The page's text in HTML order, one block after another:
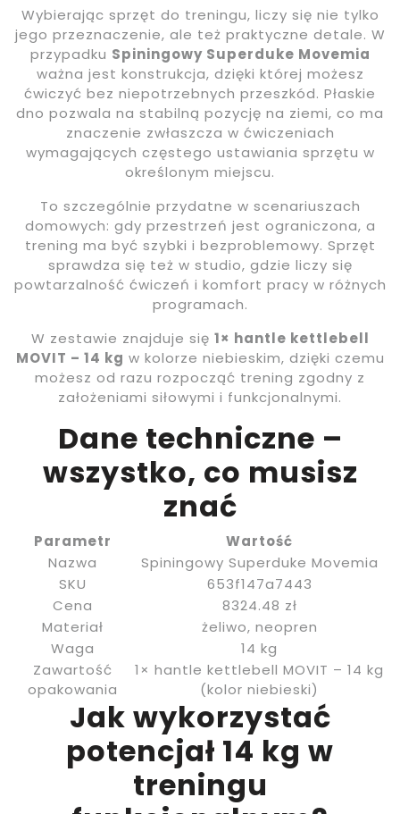
Wybierając sprzęt do treningu, liczy się nie tylko
jego przeznaczenie, ale też praktyczne detale. W
przypadku Spiningowy Superduke Movemia
ważna jest konstrukcja, dzięki której możesz
ćwiczyć bez niepotrzebnych przeszkód. Płaskie
dno pozwala na stabilną pozycję na ziemi, co ma
znaczenie zwłaszcza w ćwiczeniach
wymagających częstego ustawiania sprzętu w
określonym miejscu.
To szczególnie przydatne w scenariuszach
domowych: gdy przestrzeń jest ograniczona, a
trening ma być szybki i bezproblemowy. Sprzęt
sprawdza się też w studio, gdzie liczy się
powtarzalność ćwiczeń i komfort pracy w różnych
programach.
W zestawie znajduje się 1× hantle kettlebell
MOVIT – 14 kg w kolorze niebieskim, dzięki czemu
możesz od razu rozpocząć trening zgodny z
założeniami siłowymi i funkcjonalnymi.
Dane techniczne –
wszystko, co musisz
znać
Parametr
Wartość
Nazwa
Spiningowy Superduke Movemia
SKU
653f147a7443
Cena
8324.48 zł
Materiał
żeliwo, neopren
Waga
14 kg
Zawartość
opakowania
1× hantle kettlebell MOVIT – 14 kg
(kolor niebieski)
Jak wykorzystać
potencjał 14 kg w
treningu